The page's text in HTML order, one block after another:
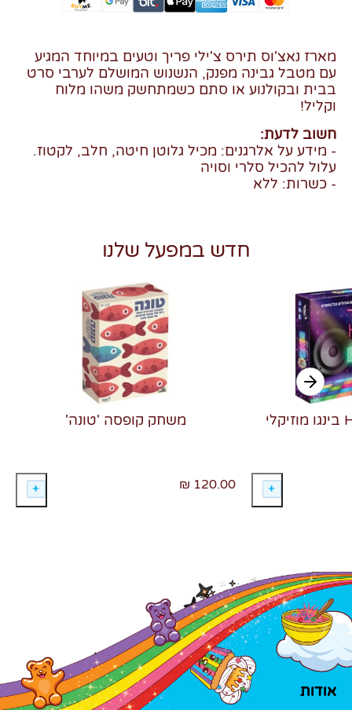
מארז נאצ'וס תירס צ'ילי פריך וטעים במיוחד המגיע
עם מטבל גבינה מפנק, הנשנוש המושלם לערבי סרט
בבית ובקולנוע או סתם כשמתחשק משהו מלוח
וקליל!
חשוב לדעת:
- מידע על אלרגנים: מכיל גלוטן חיטה, חלב, לקטוז.
עלול להכיל סלרי וסויה
- כשרות: ללא
חדש במפעל שלנו
משחק קופסה 'טונה'
120.00 ₪
אודות